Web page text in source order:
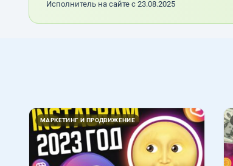
Исполнитель на сайте с 23.08.2025
МАРКЕТИНГ И ПРОДВИЖЕНИЕ